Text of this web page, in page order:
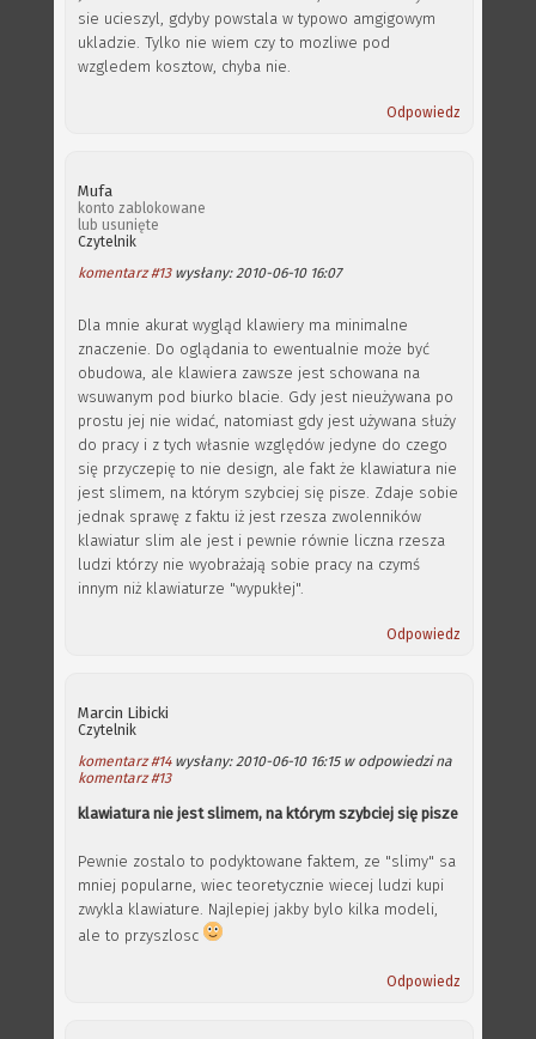
sie ucieszyl, gdyby powstala w typowo amgigowym
ukladzie. Tylko nie wiem czy to mozliwe pod
wzgledem kosztow, chyba nie.
Odpowiedz
Mufa
konto zablokowane
lub usunięte
Czytelnik
komentarz #13wysłany: 2010-06-10 16:07
Dla mnie akurat wygląd klawiery ma minimalne
znaczenie. Do oglądania to ewentualnie może być
obudowa, ale klawiera zawsze jest schowana na
wsuwanym pod biurko blacie. Gdy jest nieużywana po
prostu jej nie widać, natomiast gdy jest używana służy
do pracy i z tych własnie względów jedyne do czego
się przyczepię to nie design, ale fakt że klawiatura nie
jest slimem, na którym szybciej się pisze. Zdaje sobie
jednak sprawę z faktu iż jest rzesza zwolenników
klawiatur slim ale jest i pewnie równie liczna rzesza
ludzi którzy nie wyobrażają sobie pracy na czymś
innym niż klawiaturze "wypukłej".
Odpowiedz
Marcin Libicki
Czytelnik
komentarz #14wysłany: 2010-06-10 16:15 w odpowiedzi na
komentarz #13
klawiatura nie jest slimem, na którym szybciej się pisze
Pewnie zostalo to podyktowane faktem, ze "slimy" sa
mniej popularne, wiec teoretycznie wiecej ludzi kupi
zwykla klawiature. Najlepiej jakby bylo kilka modeli,
ale to przyszlosc
Odpowiedz